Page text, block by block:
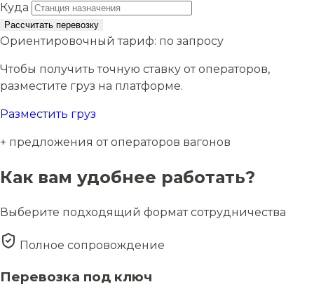
Куда
Рассчитать перевозку
Ориентировочный тариф: по запросу
Чтобы получить точную ставку от операторов,
разместите груз на платформе.
Разместить груз
+ предложения от операторов вагонов
Как вам удобнее работать?
Выберите подходящий формат сотрудничества
Полное сопровождение
Перевозка под ключ